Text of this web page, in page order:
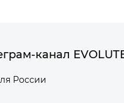
канал
России